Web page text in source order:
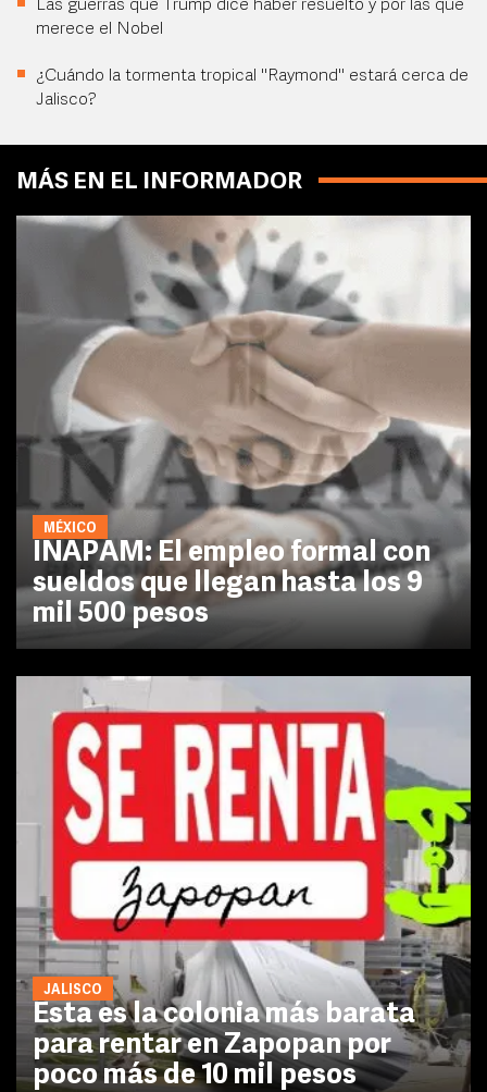
Las guerras que Trump dice haber resuelto y por las que
merece el Nobel
¿Cuándo la tormenta tropical "Raymond" estará cerca de
Jalisco?
MÁS EN EL INFORMADOR
MÉXICO
INAPAM: El empleo formal con
sueldos que llegan hasta los 9
mil 500 pesos
JALISCO
Esta es la colonia más barata
para rentar en Zapopan por
poco más de 10 mil pesos